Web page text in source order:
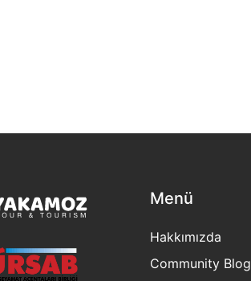
Menü
Hakkımızda
Community Blog